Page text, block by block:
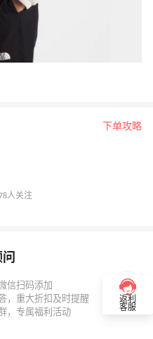
下单攻略
人关注
返利
客服